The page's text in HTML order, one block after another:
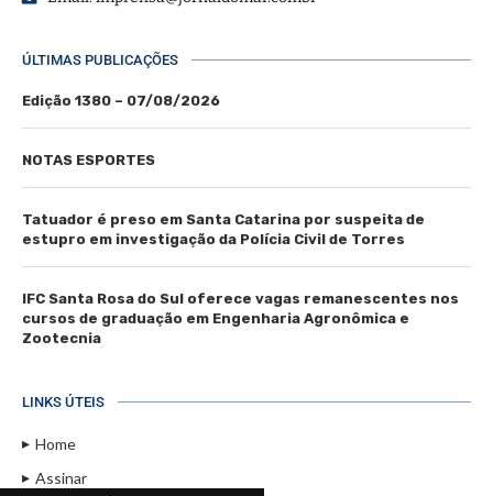
ÚLTIMAS PUBLICAÇÕES
Edição 1380 – 07/08/2026
NOTAS ESPORTES
Tatuador é preso em Santa Catarina por suspeita de
estupro em investigação da Polícia Civil de Torres
IFC Santa Rosa do Sul oferece vagas remanescentes nos
cursos de graduação em Engenharia Agronômica e
Zootecnia
LINKS ÚTEIS
Home
Assinar